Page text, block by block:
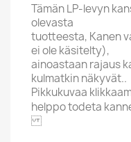
Tämän LP-levyn
olevasta
tuotteesta, Kanen
ei ole käsitelty),
ainoastaan rajaus
kulmatkin näkyvät..
Pikkukuvaa
helppo todeta